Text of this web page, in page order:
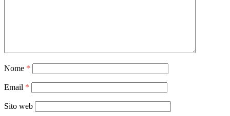
Nome *
Email *
Sito web